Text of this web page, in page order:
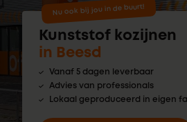
Nu ook bij jou in de buurt!
Kunststof kozijnen
in Beesd
Vanaf 5 dagen leverbaar
Advies van professionals
Lokaal geproduceerd in eigen